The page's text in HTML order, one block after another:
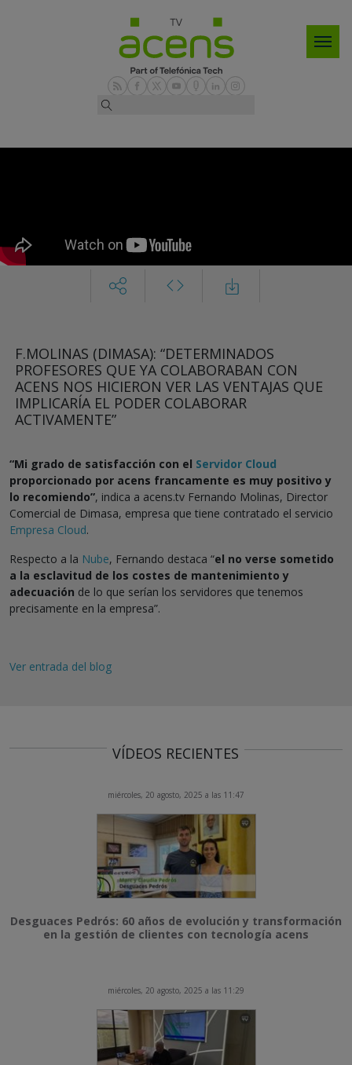
F.MOLINAS (DIMASA): “DETERMINADOS
PROFESORES QUE YA COLABORABAN CON
ACENS NOS HICIERON VER LAS VENTAJAS QUE
IMPLICARÍA EL PODER COLABORAR
ACTIVAMENTE”
“Mi grado de satisfacción con el Servidor Cloud
proporcionado por acens francamente es muy positivo y
lo recomiendo”, indica a acens.tv Fernando Molinas, Director
Comercial de Dimasa, empresa que tiene contratado el servicio
Empresa Cloud.
Respecto a la Nube, Fernando destaca “el no verse sometido
a la esclavitud de los costes de mantenimiento y
adecuación de lo que serían los servidores que tenemos
precisamente en la empresa”.
Ver entrada del blog
VÍDEOS RECIENTES
miércoles, 20 agosto, 2025 a las 11:47
Desguaces Pedrós: 60 años de evolución y transformación
en la gestión de clientes con tecnología acens
miércoles, 20 agosto, 2025 a las 11:29